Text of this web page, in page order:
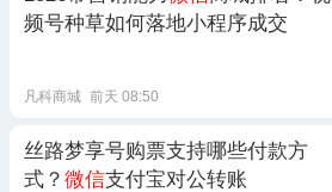
频号种草如何落地小程序成交
凡科商城 前天 08:50
丝路梦享号购票支持哪些付款方
式？ 微信支付宝对公转账